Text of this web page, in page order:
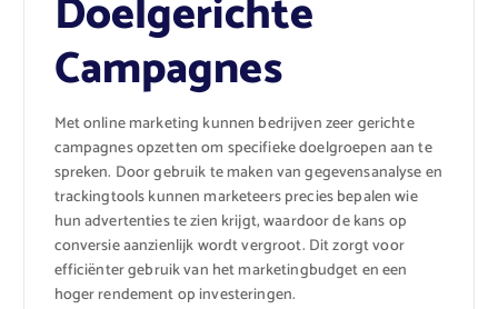
Doelgerichte
Campagnes
Met online marketing kunnen bedrijven zeer gerichte
campagnes opzetten om specifieke doelgroepen aan te
spreken. Door gebruik te maken van gegevensanalyse en
trackingtools kunnen marketeers precies bepalen wie
hun advertenties te zien krijgt, waardoor de kans op
conversie aanzienlijk wordt vergroot. Dit zorgt voor
efficiënter gebruik van het marketingbudget en een
hoger rendement op investeringen.